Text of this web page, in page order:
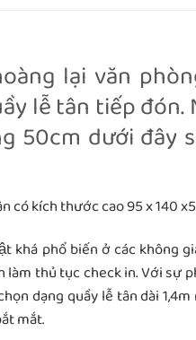
lại văn
lễ tân tiếp
50cm dưới đây
có kích thước cao 95 x 140
khá phổ biến ở các không
làm thủ tục check in. Với
dạng quầy lễ tân dài
mắt.